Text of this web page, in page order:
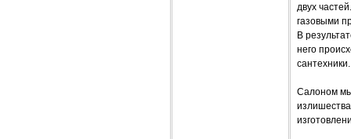
двух
газовыми
В
него
сантехники.
Салоном мы